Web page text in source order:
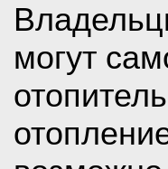
могут